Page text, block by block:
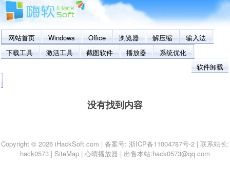
网站首页 Windows Office 浏览器 解压缩
输入法
下载工具
激活工具 截图软件 播放器
系统优化
软件卸载
没有找到内容
Copyright © 2026 iHackSoft.com | 备案号: 浙ICP备11004787号-2 | 联系站长:
hack0573 | SiteMap | 心晴播放器 | 出售本站:hack0573@qq.com